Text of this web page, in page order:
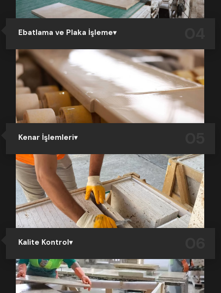
Ebatlama ve Plaka İşleme
Yüzeyi işlenmiş plakalar, istenen projeye istenen
standard veya özel ölçülerde ebatlanır. Mimari
projelere uygun olarak üretilen ebatlı taşlar, modern
ebatlama makineleriyle yüksek hassasiyetle hazırlanır.
Bu sayede yüksek ölçü doğruluğu ve uygulama kolaylığı
sağlanır.
Kenar İşlemleri
İstenilen projeye uygun olarak kenar işlemleri uygulanır.
Ürünlere pah kırma, bullnose yapma gibi teknik kenar
detayları verilir. Bu işlemler, taşın son kullanım alanına
göre güvenli ve estetik hale gelmesini sağlar
Kalite Kontrol
Üretimin tüm aşamalarını tamamlayan malzemeler,
sevkiyat öncesi kalite kontrol bölümünde titizlikle
incelenir. Plakaların ölçü ve gönye kontrolü yapılır,
yüzey kalitesi cila parlaklığı ve homojenlik denetlenir.